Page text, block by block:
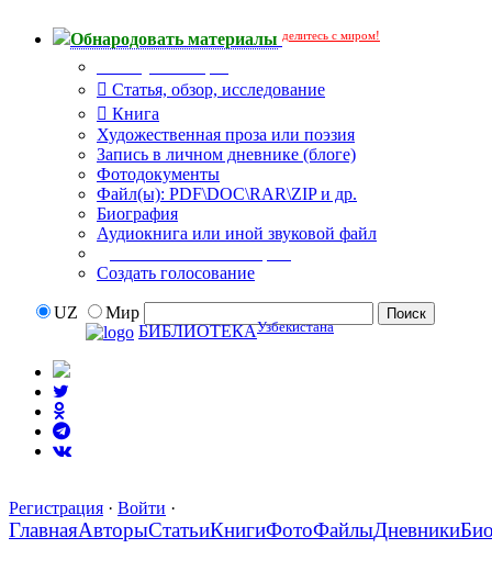
Обнародовать материалы делитесь с миром!
Статья, обзор, исследование
Книга
Художественная проза или поэзия
Запись в личном дневнике (блоге)
Фотодокументы
Файл(ы): PDF\DOC\RAR\ZIP и др.
Биография
Аудиокнига или иной звуковой файл
Создать голосование
UZ
Мир
БИБЛИОТЕКАУзбекистана
Регистрация · Войти ·
ГлавнаяАвторыСтатьиКнигиФотоФайлыДневники